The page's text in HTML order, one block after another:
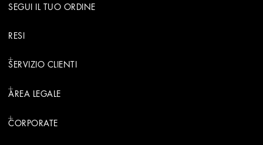
SEGUI IL TUO ORDINE
RESI
SERVIZIO CLIENTI
AREA LEGALE
CORPORATE